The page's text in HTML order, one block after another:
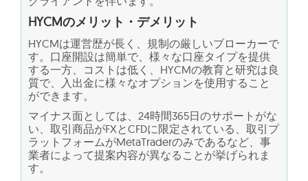
HYCMのメリット・デメリット
HYCMは運営歴が長く、規制の厳しいブローカーで
す。口座開設は簡単で、様々な口座タイプを提供
する一方、コストは低く、HYCMの教育と研究は良
質で、入出金に様々なオプションを使用すること
ができます。
マイナス面としては、24時間365日のサポートがな
い、取引商品がFXとCFDに限定されている、取引プ
ラットフォームがMetaTraderのみであるなど、事
業者によって提案内容が異なることが挙げられま
す。